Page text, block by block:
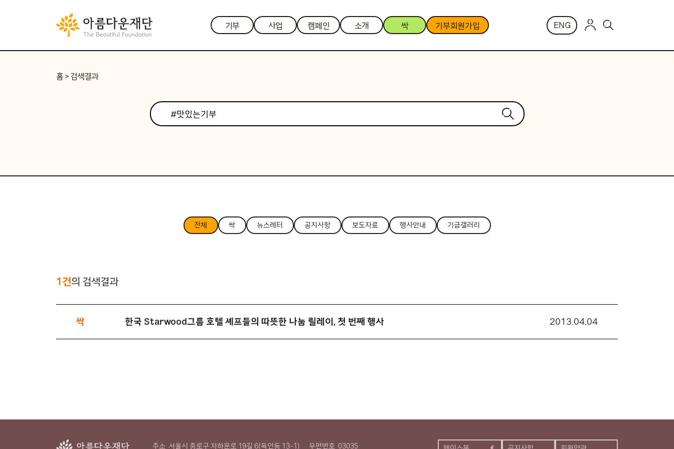
기부 사업 캠페인 소개 싹 기부회원가입 ENG
홈 > 검색결과
전체 싹 뉴스레터 공지사항 보도자료 행사안내 기금갤러리
1건의 검색결과
싹 한국 Starwood그룹 호텔 셰프들의 따뜻한 나눔 릴레이, 첫 번째 행사 2013.04.04
주소 서울시 종로구 자하문로 19길 6(옥인동 13-1) 우편번호 03035